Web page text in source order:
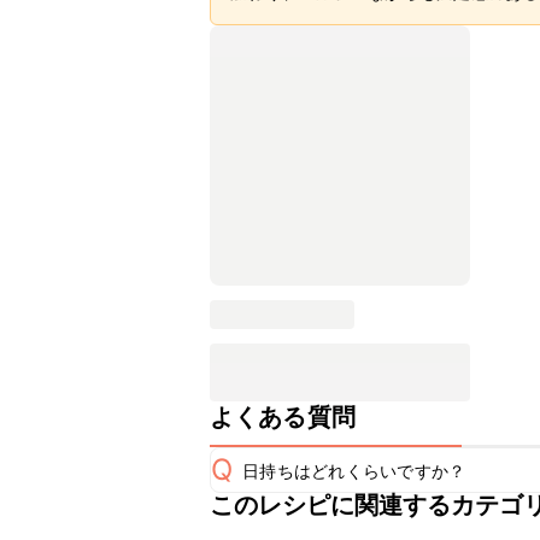
よくある質問
Q 日持ちはどれくらいですか？
保存期間は冷蔵で当日中が目安です
このレシピに関連するカテゴ